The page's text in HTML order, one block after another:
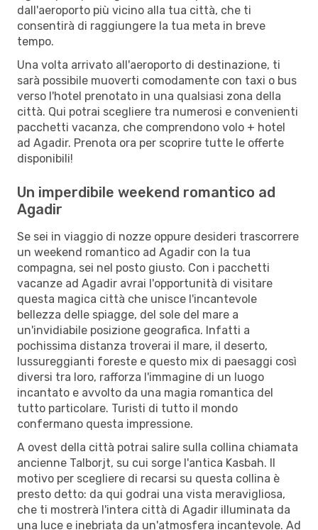
dall'aeroporto più vicino alla tua città, che ti
consentirà di raggiungere la tua meta in breve
tempo.
Una volta arrivato all'aeroporto di destinazione, ti
sarà possibile muoverti comodamente con taxi o bus
verso l'hotel prenotato in una qualsiasi zona della
città. Qui potrai scegliere tra numerosi e convenienti
pacchetti vacanza, che comprendono volo + hotel
ad Agadir. Prenota ora per scoprire tutte le offerte
disponibili!
Un imperdibile weekend romantico ad
Agadir
Se sei in viaggio di nozze oppure desideri trascorrere
un weekend romantico ad Agadir con la tua
compagna, sei nel posto giusto. Con i pacchetti
vacanze ad Agadir avrai l'opportunità di visitare
questa magica città che unisce l'incantevole
bellezza delle spiagge, del sole del mare a
un'invidiabile posizione geografica. Infatti a
pochissima distanza troverai il mare, il deserto,
lussureggianti foreste e questo mix di paesaggi così
diversi tra loro, rafforza l'immagine di un luogo
incantato e avvolto da una magia romantica del
tutto particolare. Turisti di tutto il mondo
confermano questa impressione.
A ovest della città potrai salire sulla collina chiamata
ancienne Talborjt, su cui sorge l'antica Kasbah. Il
motivo per scegliere di recarsi su questa collina è
presto detto: da qui godrai una vista meravigliosa,
che ti mostrerà l'intera città di Agadir illuminata da
una luce e inebriata da un'atmosfera incantevole. Ad